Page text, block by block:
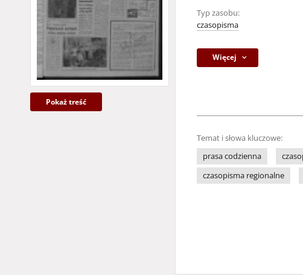
Pokaż treść
Typ zasobu:
czasopisma
Więcej
Temat i słowa kluczowe:
prasa codzienna
czasopisma regionalne